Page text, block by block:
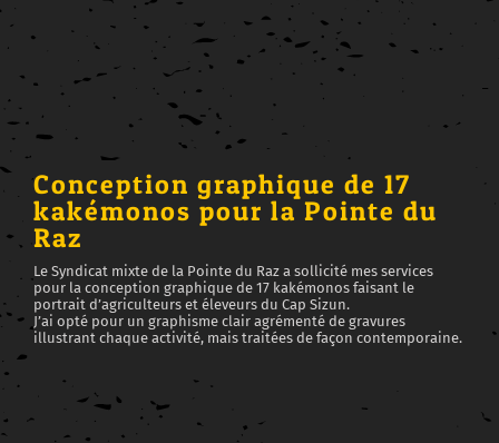
Conception graphique de 17
kakémonos pour la Pointe du
Raz
Le Syndicat mixte de la Pointe du Raz a sollicité mes services
pour la conception graphique de 17 kakémonos faisant le
portrait d’agriculteurs et éleveurs du Cap Sizun.
J’ai opté pour un graphisme clair agrémenté de gravures
illustrant chaque activité, mais traitées de façon contemporaine.